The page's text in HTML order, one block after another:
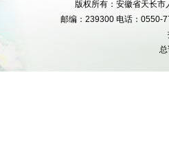
版权所有：安徽省天长
邮编：239300 电话：0550-